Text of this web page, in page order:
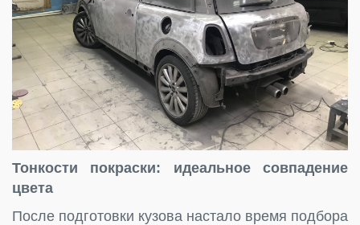
Тонкости покраски: идеальное совпадение
цвета
После подготовки кузова настало время подбора